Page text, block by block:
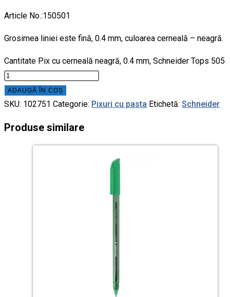
Article No.:150501
Grosimea liniei este fină, 0.4 mm, culoarea cerneală – neagră.
Cantitate Pix cu cerneală neagră, 0.4 mm, Schneider Tops 505
ADAUGĂ ÎN COȘ
SKU: 102751 Categorie: Pixuri cu pasta Etichetă: Schneider
Produse similare